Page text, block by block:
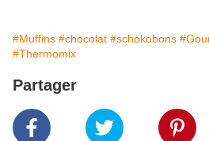
#Muffins #chocolat #schokobons
#Thermomix
Partager